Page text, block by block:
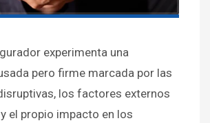
experimenta una
pero firme marcada por las
los factores externos
el propio impacto en los